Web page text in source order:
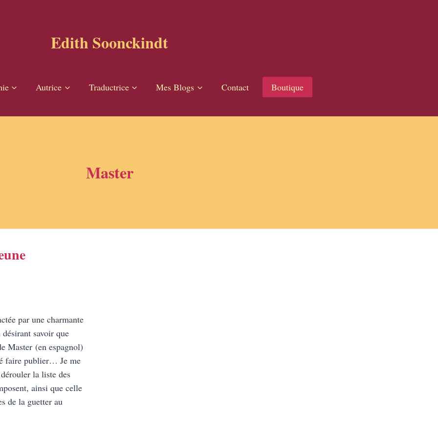
Edith Soonckindt
Autrice Traductrice Mes Blogs Contact Boutique
Master
par une charmante
savoir que
Master (en espagnol)
faire publier… Je me
la liste des
ainsi que celle
de la guetter au